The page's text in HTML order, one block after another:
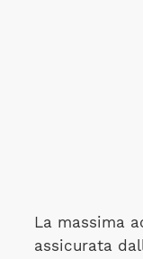
La massima
assicurata